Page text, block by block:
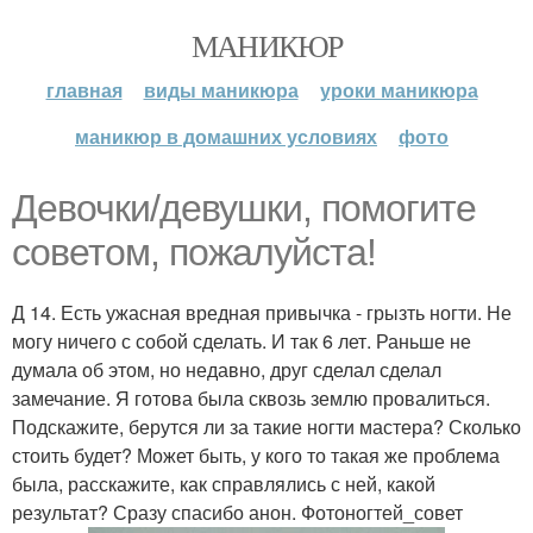
МАНИКЮР
главная виды маникюра
уроки маникюра
маникюр в домашних условиях
фото
Девочки/девушки, помогите
советом, пожалуйста!
Д 14. Есть ужасная вредная привычка - грызть ногти. Не
могу ничего с собой сделать. И так 6 лет. Раньше не
думала об этом, но недавно, друг сделал сделал
замечание. Я готова была сквозь землю провалиться.
Подскажите, берутся ли за такие ногти мастера? Сколько
стоить будет? Может быть, у кого то такая же проблема
была, расскажите, как справлялись с ней, какой
результат? Сразу спасибо анон. Фотоногтей_совет